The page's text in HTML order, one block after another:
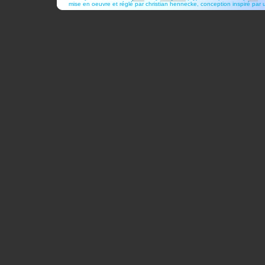
mise en oeuvre et réglé par christian hennecke, conception inspiré